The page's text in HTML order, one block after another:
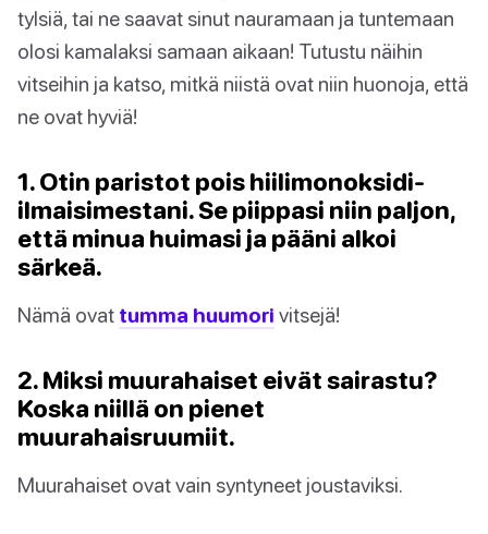
tylsiä, tai ne saavat sinut nauramaan ja tuntemaan
olosi kamalaksi samaan aikaan! Tutustu näihin
vitseihin ja katso, mitkä niistä ovat niin huonoja, että
ne ovat hyviä!
1. Otin paristot pois hiilimonoksidi-
ilmaisimestani. Se piippasi niin paljon,
että minua huimasi ja pääni alkoi
särkeä.
Nämä ovat tumma huumori vitsejä!
2. Miksi muurahaiset eivät sairastu?
Koska niillä on pienet
muurahaisruumiit.
Muurahaiset ovat vain syntyneet joustaviksi.